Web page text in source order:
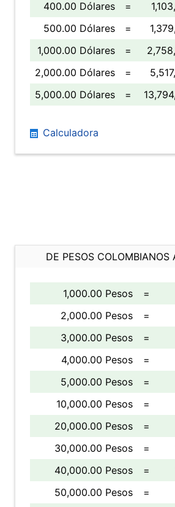
400.00 Dólares
=
500.00 Dólares
=
1,000.00 Dólares
=
2,000.00 Dólares
=
5,000.00 Dólares
=
Calculadora
DE PESOS COLOMBIANOS
1,000.00 Pesos =
2,000.00 Pesos
=
3,000.00 Pesos
=
4,000.00 Pesos
=
5,000.00 Pesos
=
10,000.00 Pesos
=
20,000.00 Pesos
=
30,000.00 Pesos
=
40,000.00 Pesos
=
50,000.00 Pesos
=